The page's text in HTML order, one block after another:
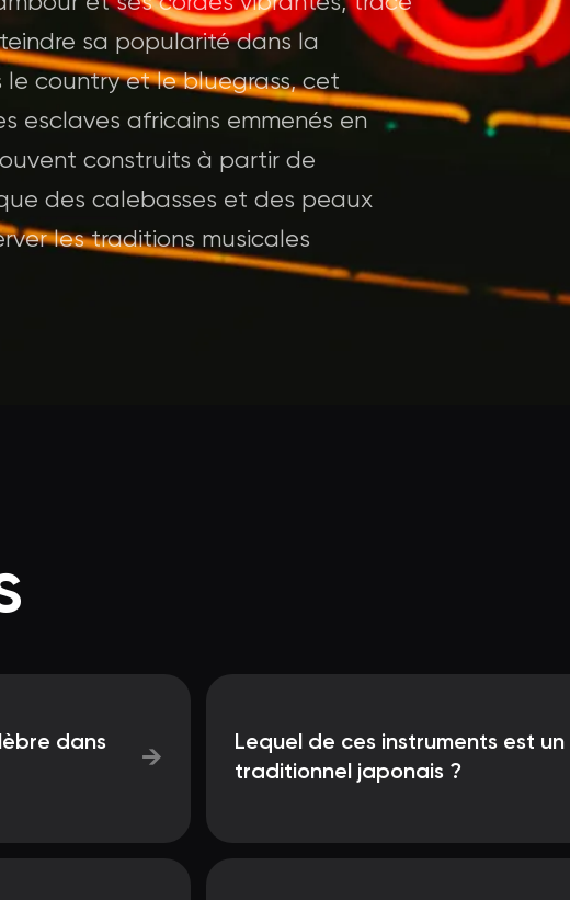
sa popularité dans la
le country et le bluegrass, cet
esclaves africains emmenés en
construits à partir de
des calebasses et des peaux
les traditions musicales
dans
→
Lequel de ces instruments est
traditionnel japonais ?